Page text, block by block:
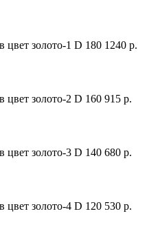
золото-1 D 180 1240 р.
цвет золото-2 D 160 915 р.
цвет золото-3 D 140 680 р.
цвет золото-4 D 120 530 р.